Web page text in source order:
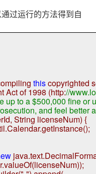
过运行的方法得到自
thiscopyrighted
Act of 1998 (http://
up to a $500,000 fine
and feel better
String licenseNum) {